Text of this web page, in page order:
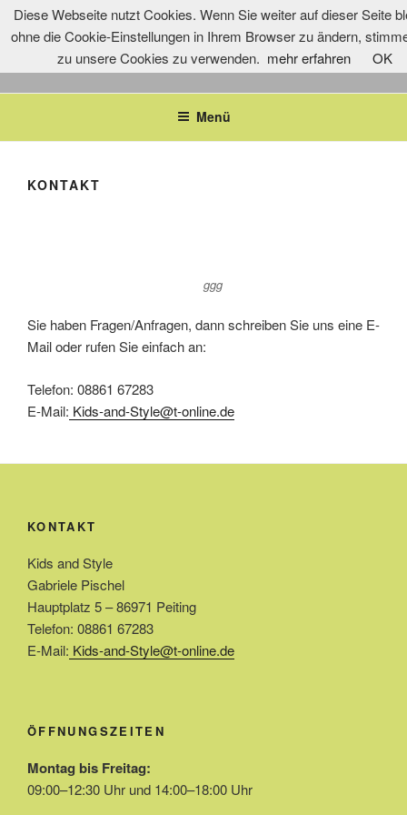
Zum
Inhalt
Menü
KONTAKT
ggg
Sie haben Fragen/Anfragen, dann schreiben Sie uns eine E-
Mail oder rufen Sie einfach an:
Telefon: 08861 67283
E-Mail: Kids-and-Style@t-online.de
KONTAKT
Kids and Style
Gabriele Pischel
Hauptplatz 5 – 86971 Peiting
Telefon: 08861 67283
E-Mail: Kids-and-Style@t-online.de
ÖFFNUNGSZEITEN
Montag bis Freitag:
09:00–12:30 Uhr und 14:00–18:00 Uhr
Diese Webseite nutzt Cookies. Wenn Sie weiter auf dieser Seite
ohne die Cookie-Einstellungen in Ihrem Browser zu ändern,
zu unsere Cookies zu verwenden. mehr erfahren OK